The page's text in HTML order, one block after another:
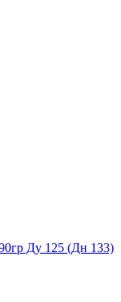
Ду 125 (Дн 133)